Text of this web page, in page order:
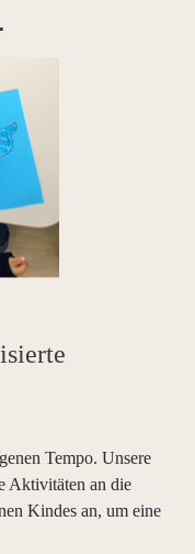
Tempo. Unsere
Aktivitäten an die
Kindes an, um eine